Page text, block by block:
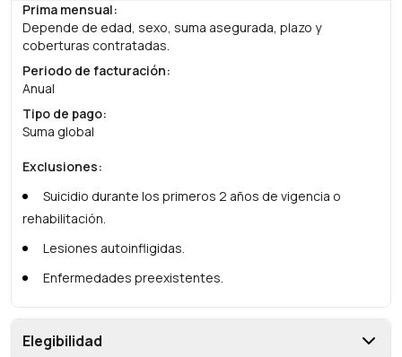
Prima mensual:
Depende de edad, sexo, suma asegurada, plazo y
coberturas contratadas.
Periodo de facturación:
Anual
Tipo de pago:
Suma global
Exclusiones:
Suicidio durante los primeros 2 años de vigencia o
rehabilitación.
Lesiones autoinfligidas.
Enfermedades preexistentes.
Elegibilidad